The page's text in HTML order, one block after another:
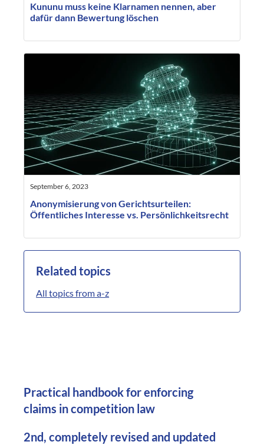
Kununu muss keine Klarnamen nennen, aber
dafür dann Bewertung löschen
September 6, 2023
Anonymisierung von Gerichtsurteilen:
Öffentliches Interesse vs. Persönlichkeitsrecht
Related topics
All topics from a-z
Practical handbook for enforcing
claims in competition law
2nd, completely revised and updated